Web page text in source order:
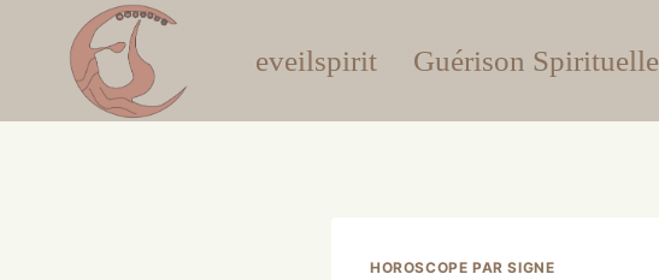
eveilspirit Guérison Spirituelle
HOROSCOPE PAR SIGNE